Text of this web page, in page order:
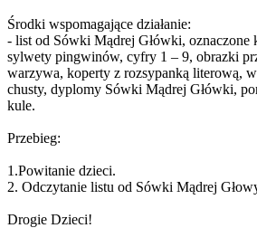
Środki wspomagające działanie:
- list od Sówki Mądrej Główki, oznaczone
sylwety pingwinów, cyfry 1 – 9, obrazki
warzywa, koperty z rozsypanką literową,
chusty, dyplomy Sówki Mądrej Główki,
kule.
Przebieg:
1.Powitanie dzieci.
2. Odczytanie listu od Sówki Mądrej
Drogie Dzieci!